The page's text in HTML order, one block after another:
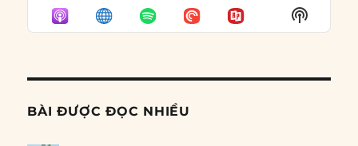
EPISODE
EPISODES
LIST
Show
Podcast
BÀI ĐƯỢC ĐỌC NHIỀU